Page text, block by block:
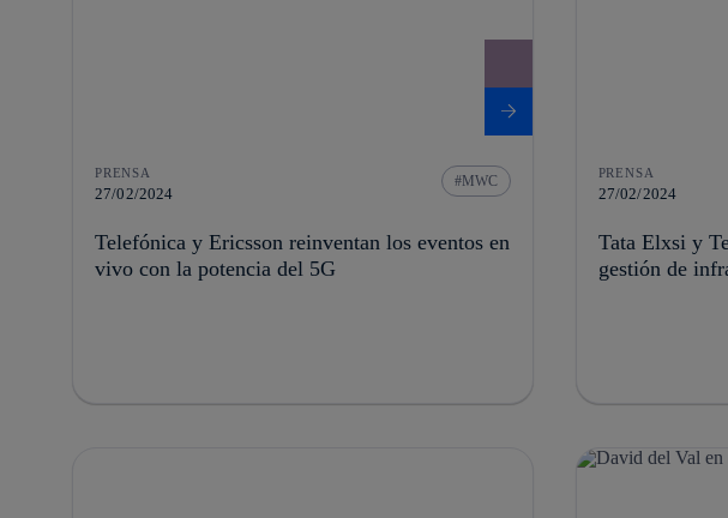
PRENSA
27/02/2024
MWC
Telefónica y Ericsson reinventan los eventos en
vivo con la potencia del 5G
PRENSA
27/02/2024
Tata Elxsi y
gestión de